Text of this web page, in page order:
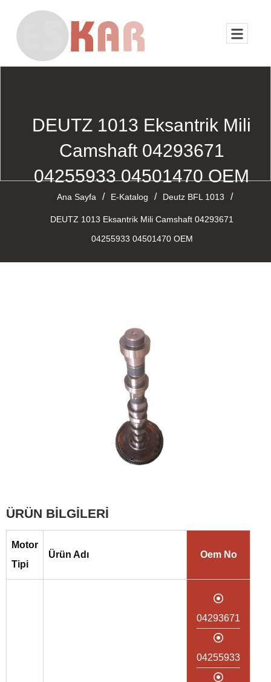
DEUTZ 1013 Eksantrik Mili
Camshaft 04293671
04255933 04501470 OEM
Ana Sayfa / E-Katalog / Deutz BFL 1013 /
DEUTZ 1013 Eksantrik Mili Camshaft 04293671
04255933 04501470 OEM
ÜRÜN BİLGİLERİ
Motor
Tipi
Ürün Adı Oem No
04293671
04255933